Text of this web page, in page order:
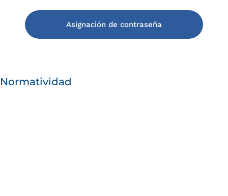
Asignación de contraseña
Normatividad